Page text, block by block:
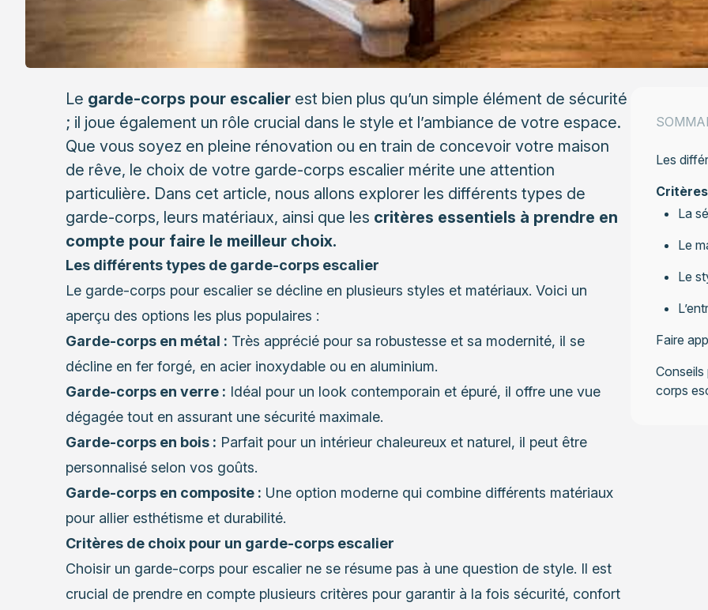
Le garde-corps pour escalierest bien plus qu’un simple élément de sécurité
; il joue également un rôle crucial dans le style et l’ambiance de votre espace.
Que vous soyez en pleine rénovation ou en train de concevoir votre maison
de rêve, le choix de votre garde-corps escalier mérite une attention
particulière. Dans cet article, nous allons explorer les différents types de
garde-corps, leurs matériaux, ainsi que les critères essentiels à prendre en
compte pour faire le meilleur choix.
Les différents types de garde-corps escalier
Le garde-corps pour escalier se décline en plusieurs styles et matériaux. Voici un
aperçu des options les plus populaires :
Garde-corps en métal : Très apprécié pour sa robustesse et sa modernité, il se
décline en fer forgé, en acier inoxydable ou en aluminium.
Garde-corps en verre : Idéal pour un look contemporain et épuré, il offre une vue
dégagée tout en assurant une sécurité maximale.
Garde-corps en bois : Parfait pour un intérieur chaleureux et naturel, il peut être
personnalisé selon vos goûts.
Garde-corps en composite : Une option moderne qui combine différents matériaux
pour allier esthétisme et durabilité.
Critères de choix pour un garde-corps escalier
Choisir un garde-corps pour escalier ne se résume pas à une question de style. Il est
crucial de prendre en compte plusieurs critères pour garantir à la fois sécurité, confort
Les
La
Le
Le
Faire
Conseils
corps